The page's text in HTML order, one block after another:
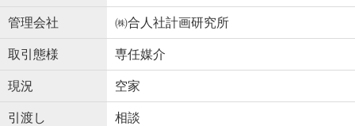
管理会社 ㈱合人社計画研究所
取引態様 専任媒介
現況 空家
引渡し 相談